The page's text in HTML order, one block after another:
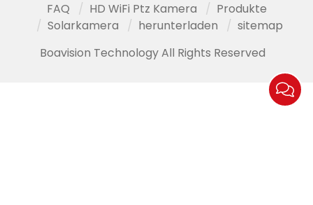
FAQ HD WiFi Ptz Kamera
Produkte
Solarkamera
herunterladen
sitemap
Boavision Technology All Rights Reserved